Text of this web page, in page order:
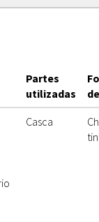
Partes
utilizadas
Casca